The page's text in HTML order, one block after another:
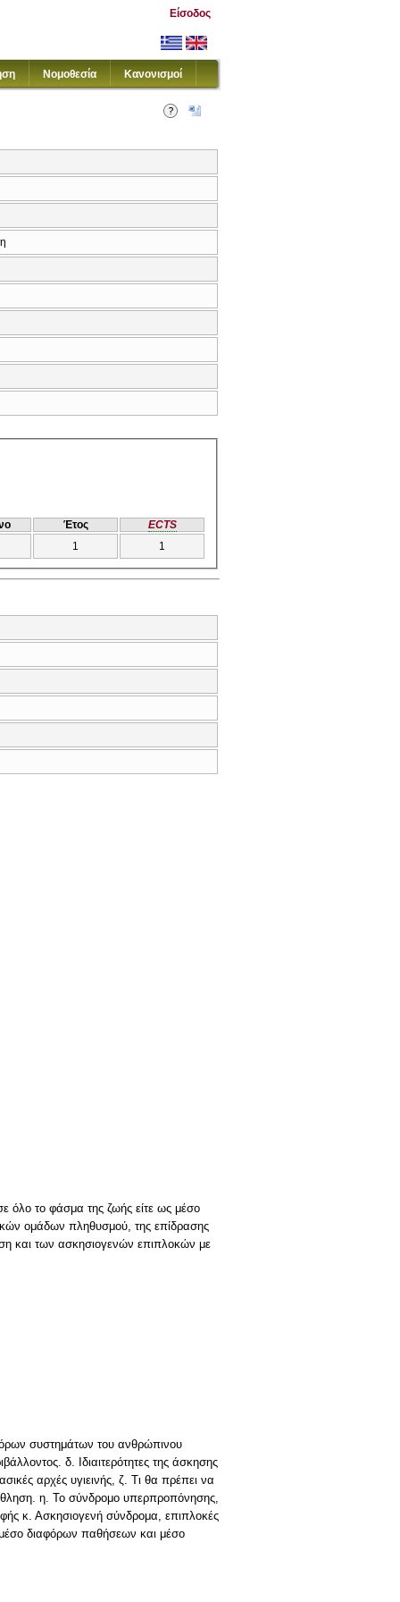
Είσοδος
Νομοθεσία Κανονισμοί
Έτος
ECTS
1 1
όλο το φάσμα της ζωής είτε ως μέσο
ομάδων πληθυσμού, της επίδρασης
και των ασκησιογενών επιπλοκών με
συστημάτων του ανθρώπινου
δ. Ιδιαιτερότητες της άσκησης
αρχές υγιεινής, ζ. Τι θα πρέπει να
η. Το σύνδρομο υπερπροπόνησης,
κ. Ασκησιογενή σύνδρομα, επιπλοκές
διαφόρων παθήσεων και μέσο